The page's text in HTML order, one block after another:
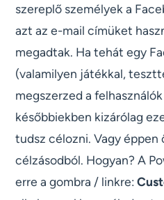
szereplő személyek a
azt az e-mail címüket
megadtak. Ha tehát egy
(valamilyen játékkal,
megszerzed a
későbbiekben kizárólag
tudsz célozni. Vagy éppen
célzásodból. Hogyan? A
erre a gombra / linkre: